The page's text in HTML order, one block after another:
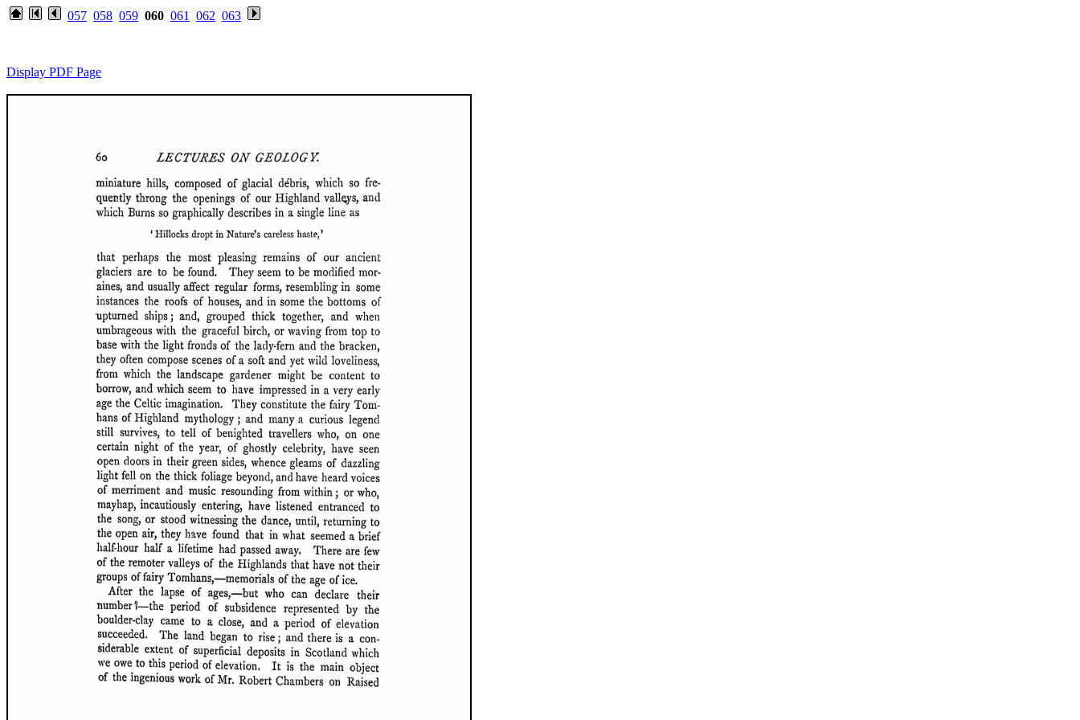
057 058 059 060 061 062 063
Display PDF Page